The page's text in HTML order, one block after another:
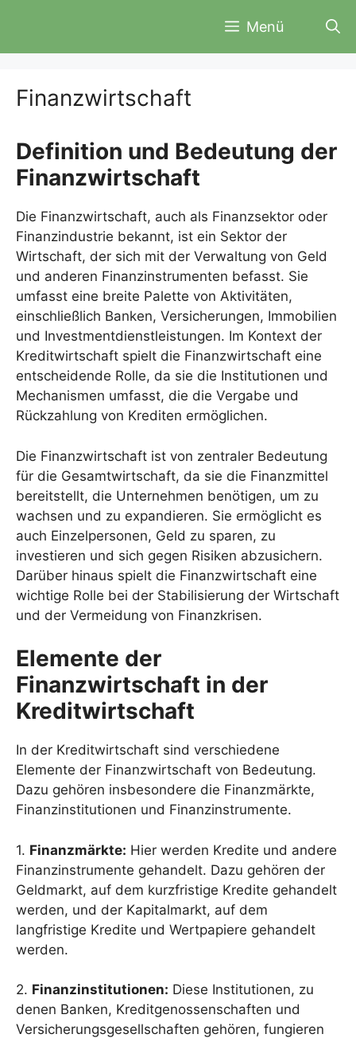
Menü
Finanzwirtschaft
Definition und Bedeutung der
Finanzwirtschaft
Die Finanzwirtschaft, auch als Finanzsektor oder
Finanzindustrie bekannt, ist ein Sektor der
Wirtschaft, der sich mit der Verwaltung von Geld
und anderen Finanzinstrumenten befasst. Sie
umfasst eine breite Palette von Aktivitäten,
einschließlich Banken, Versicherungen, Immobilien
und Investmentdienstleistungen. Im Kontext der
Kreditwirtschaft spielt die Finanzwirtschaft eine
entscheidende Rolle, da sie die Institutionen und
Mechanismen umfasst, die die Vergabe und
Rückzahlung von Krediten ermöglichen.
Die Finanzwirtschaft ist von zentraler Bedeutung
für die Gesamtwirtschaft, da sie die Finanzmittel
bereitstellt, die Unternehmen benötigen, um zu
wachsen und zu expandieren. Sie ermöglicht es
auch Einzelpersonen, Geld zu sparen, zu
investieren und sich gegen Risiken abzusichern.
Darüber hinaus spielt die Finanzwirtschaft eine
wichtige Rolle bei der Stabilisierung der Wirtschaft
und der Vermeidung von Finanzkrisen.
Elemente der
Finanzwirtschaft in der
Kreditwirtschaft
In der Kreditwirtschaft sind verschiedene
Elemente der Finanzwirtschaft von Bedeutung.
Dazu gehören insbesondere die Finanzmärkte,
Finanzinstitutionen und Finanzinstrumente.
1. Finanzmärkte: Hier werden Kredite und andere
Finanzinstrumente gehandelt. Dazu gehören der
Geldmarkt, auf dem kurzfristige Kredite gehandelt
werden, und der Kapitalmarkt, auf dem
langfristige Kredite und Wertpapiere gehandelt
werden.
2. Finanzinstitutionen: Diese Institutionen, zu
denen Banken, Kreditgenossenschaften und
Versicherungsgesellschaften gehören, fungieren